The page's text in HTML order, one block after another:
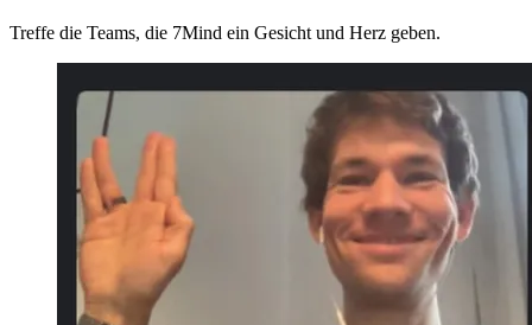
Treffe die Teams, die 7Mind ein Gesicht und Herz geben.